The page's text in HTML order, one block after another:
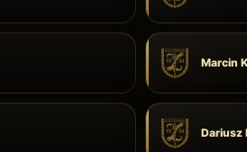
Marcin
Dariusz